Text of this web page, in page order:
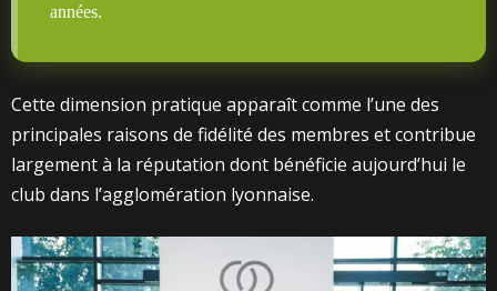
années.
Cette dimension pratique apparaît comme l’une des
principales raisons de fidélité des membres et contribue
largement à la réputation dont bénéficie aujourd’hui le
club dans l’agglomération lyonnaise.